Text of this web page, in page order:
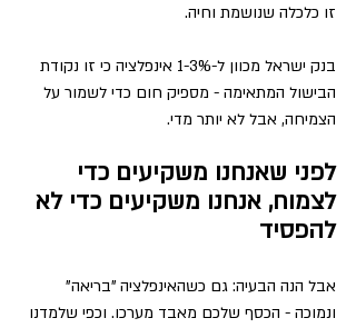
זו כלכלה שנושמת וחיה.
בנק ישראל מכוון ל-1-3% אינפלציה כי זו נקודת
הבישול המתאימה - מספיק חום כדי לשמור על
הצמיחה, אבל לא יותר מדי.
לפני שאנחנו משקיעים כדי
לצמוח, אנחנו משקיעים כדי לא
להפסיד
אבל הנה הבעיה: גם כשהאינפלציה "בריאה"
ונמוכה - הכסף שלכם מאבד מערכו. וכפי שלמדנו